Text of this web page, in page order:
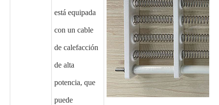
está equipada
con un cable
de calefacción
de alta
potencia, que
puede